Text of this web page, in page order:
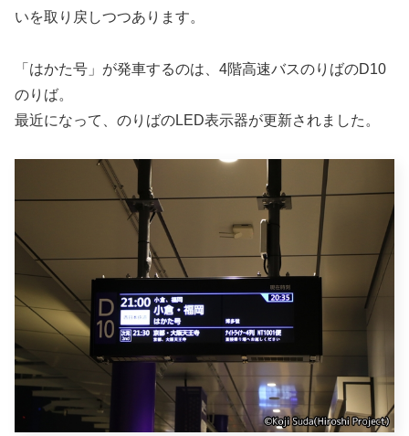
いを取り戻しつつあります。
「はかた号」が発車するのは、4階高速バスのりばのD10
のりば。
最近になって、のりばのLED表示器が更新されました。